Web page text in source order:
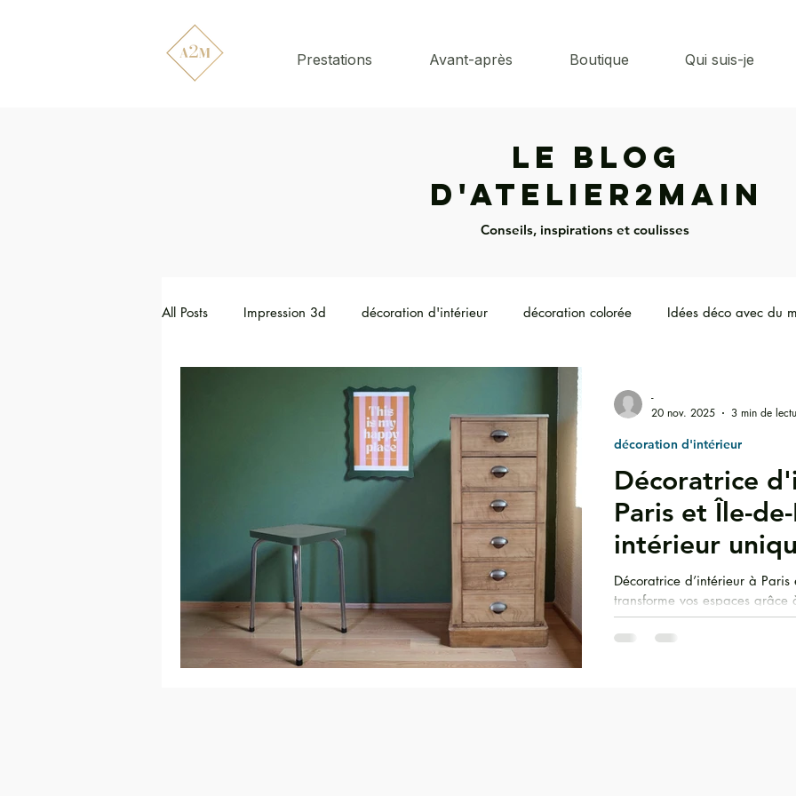
Prestations Avant-après Boutique Qui suis-je
Le Blog
d'Atelier2main
Conseils, inspirations et coulisses
All Posts Impression 3d décoration d'intérieur décoration colorée Idées déco avec du
Restauration de meubles anciens Tendances luminaires
Couleurs tendance Motifs & matières
Associer couleurs, matières et lumi
Décoratrice
Paris et Île-
intérieur
mobilier
Décoratrice d’intérieur à Paris
transforme vos espaces
mêlant mobilier ancien,
artisanales. J’accompagne
décoration d'intérieur
-
20 nov. 2025
3 min de